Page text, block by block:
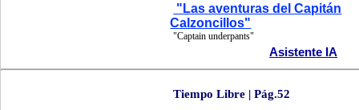
"Las aventuras del Capitán
Calzoncillos"
"Captain underpants"
Asistente IA
Tiempo Libre | Pág.52